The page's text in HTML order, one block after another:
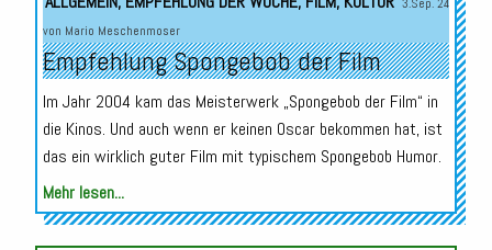
3.Sep. 24
von Mario Meschenmoser
Empfehlung Spongebob der Film
Im Jahr 2004 kam das Meisterwerk „Spongebob der Film“ in
die Kinos. Und auch wenn er keinen Oscar bekommen hat, ist
das ein wirklich guter Film mit typischem Spongebob Humor.
Mehr lesen...